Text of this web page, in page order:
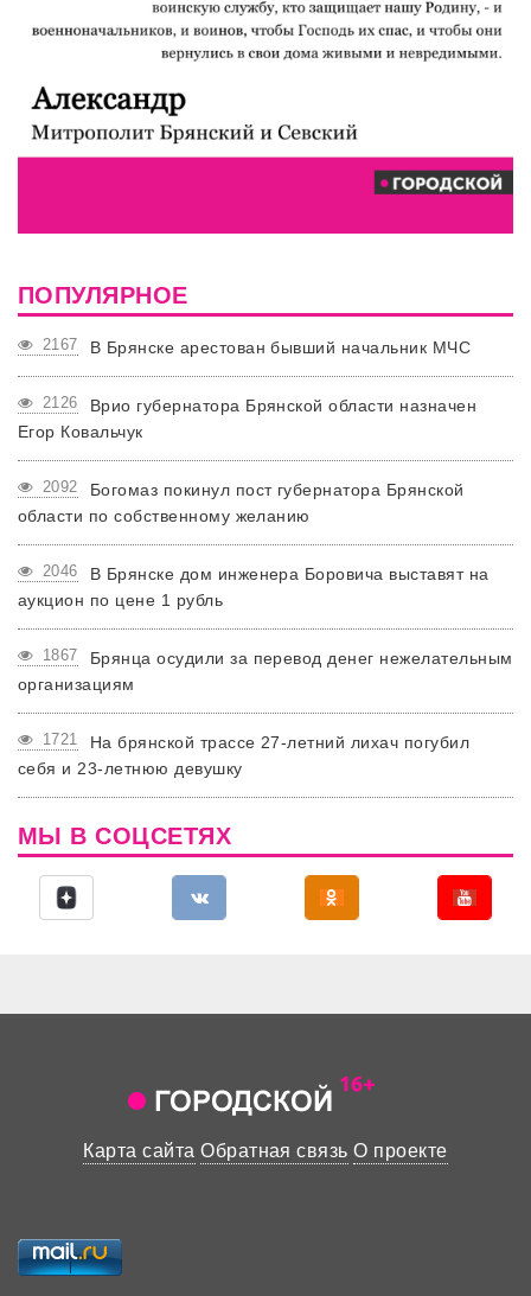
ПОПУЛЯРНОЕ
2167 В Брянске арестован бывший начальник МЧС
2126
Врио губернатора Брянской области назначен
Егор Ковальчук
2092
Богомаз покинул пост губернатора Брянской
области по собственному желанию
2046
В Брянске дом инженера Боровича выставят на
аукцион по цене 1 рубль
1867
Брянца осудили за перевод денег нежелательным
организациям
1721
На брянской трассе 27-летний лихач погубил
себя и 23-летнюю девушку
МЫ В СОЦСЕТЯХ
Карта сайта Обратная связь О проекте